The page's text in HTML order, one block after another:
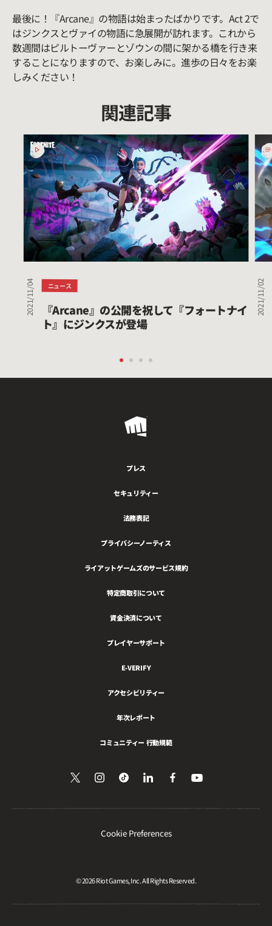
最後に！『Arcane』の物語は始まったばかりです。Act 2で
はジンクスとヴァイの物語に急展開が訪れます。これから
数週間はピルトーヴァーとゾウンの間に架かる橋を行き来
することになりますので、お楽しみに。進歩の日々をお楽
しみください！
関連記事
『Arcane』
の
公
開
を
祝
し
て
『フ
ー
ト
ナ
ジ
ニュース
『Arcane』の公開を祝して『フォートナイ
ト』にジンクスが登場
2021/11/04
を
記
念
し
て
『
ル
ー
ン
ら
2021/11/02
Riot
プレス
セキュリティー
法務表記
プライバシーノーティス
ライアットゲームズのサービス規約
特定商取引について
資金決済について
プレイヤーサポート
E-VERIFY
アクセシビリティー
年次レポート
コミュニティー 行動規範
Twitter
ォ
Follow
Instagram
Follow
Tiktok
LinkedIn
有
Facebook
ォ
YouTube
で
Cookie Preferences
© 2026 Riot Games, Inc. All Rights Reserved.